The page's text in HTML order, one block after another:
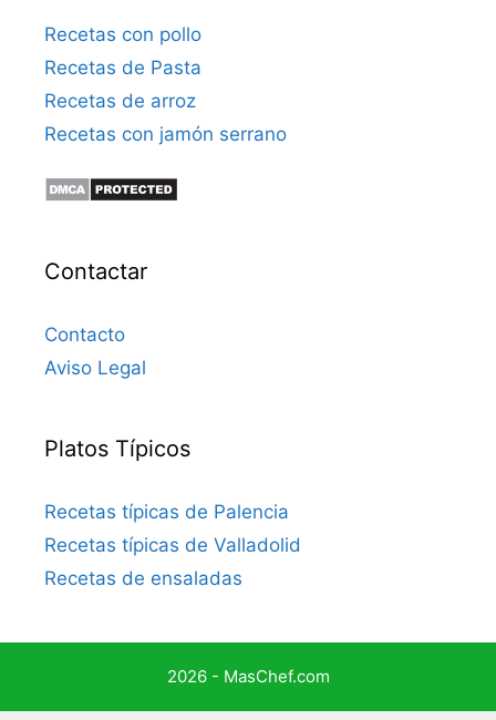
Recetas con pollo
Recetas de Pasta
Recetas de arroz
Recetas con jamón serrano
Contactar
Contacto
Aviso Legal
Platos Típicos
Recetas típicas de Palencia
Recetas típicas de Valladolid
Recetas de ensaladas
2026 - MasChef.com